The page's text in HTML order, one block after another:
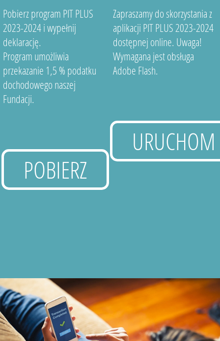
Pobierz program PIT PLUS
2023-2024 i wypełnij
deklarację.
Program umożliwia
przekazanie 1,5 % podatku
dochodowego naszej
Fundacji.
POBIERZ
Zapraszamy do skorzystania z
aplikacji PIT PLUS 2023-2024
dostępnej online. Uwaga!
Wymagana jest obsługa
Adobe Flash.
URUCHOM